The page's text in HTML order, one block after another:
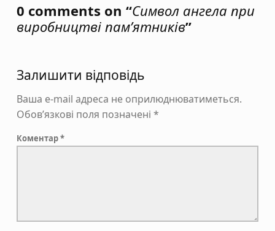
0 comments on “Символ ангела при
виробництві пам’ятників”
Залишити відповідь
Ваша e-mail адреса не оприлюднюватиметься.
Обов’язкові поля позначені *
Коментар*